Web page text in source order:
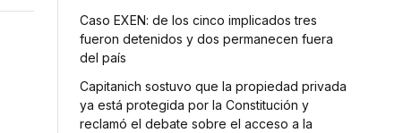
Caso EXEN: de los cinco implicados tres
fueron detenidos y dos permanecen fuera
del país
Capitanich sostuvo que la propiedad privada
ya está protegida por la Constitución y
reclamó el debate sobre el acceso a la